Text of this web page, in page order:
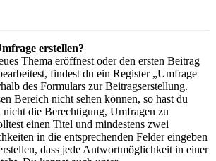
erstellen?
Thema eröffnest oder den ersten Beitrag
findest du ein Register „Umfrage
des Formulars zur Beitragserstellung.
Bereich nicht sehen können, so hast du
die Berechtigung, Umfragen zu
einen Titel und mindestens zwei
in die entsprechenden Felder eingeben
dass jede Antwortmöglichkeit in einer